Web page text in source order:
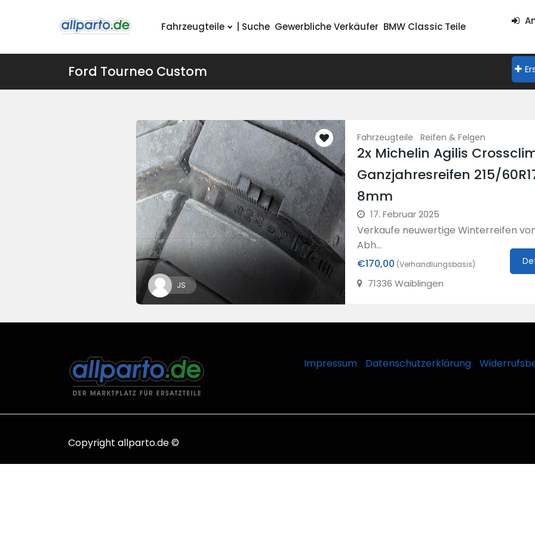
Fahrzeugteile | Suche Gewerbliche Verkäufer BMW Classic Teile
Ford Tourneo Custom
JS
Fahrzeugteile Reifen & Felgen
2x Michelin Agilis
Ganzjahresreifen 215/
8mm
17. Februar 2025
Verkaufe neuwertige Winterreifen
Abh...
€170,00 (Verhandlungsbasis)
71336 Waiblingen
Impressum Datenschutzerklärung
Copyright allparto.de ©